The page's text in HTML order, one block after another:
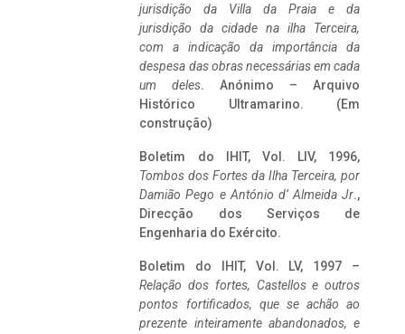
jurisdição da Villa da Praia e da
jurisdição da cidade na ilha Terceira,
com a indicação da importância da
despesa das obras necessárias em cada
um deles. Anónimo – Arquivo
Histórico Ultramarino. (Em
construção)
Boletim do IHIT, Vol. LIV, 1996,
Tombos dos Fortes da Ilha Terceira, por
Damião Pego e António d’ Almeida Jr.,
Direcção dos Serviços de
Engenharia do Exército.
Boletim do IHIT, Vol. LV, 1997 –
Relação dos fortes, Castellos e outros
pontos fortificados, que se achão ao
prezente inteiramente abandonados, e